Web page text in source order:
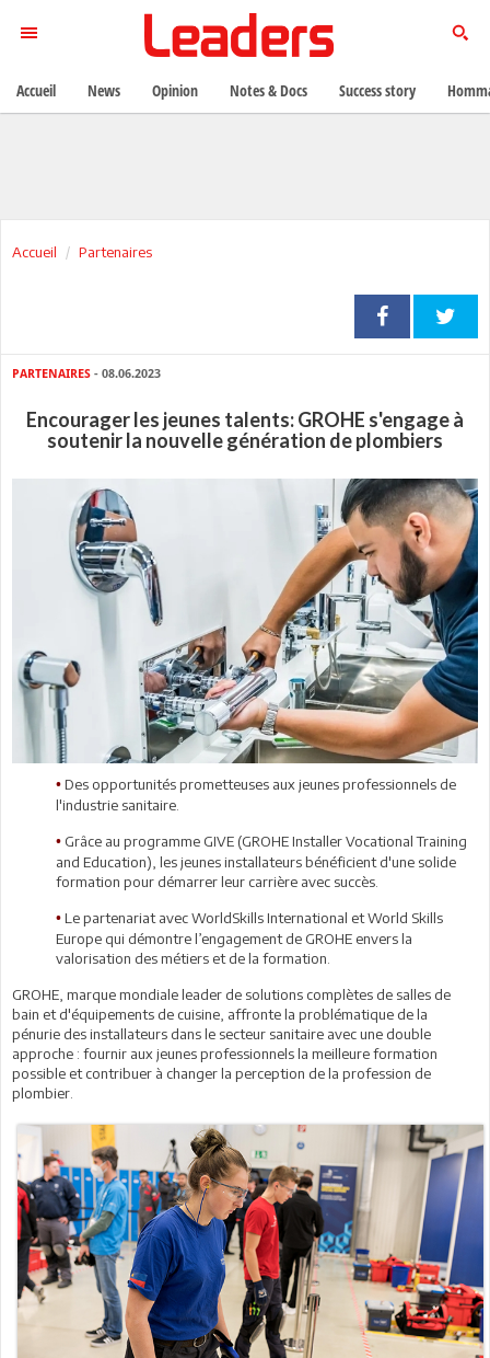
Accueil Partenaires
PARTENAIRES - 08.06.2023
Encourager les jeunes talents: GROHE s'engage à
soutenir la nouvelle génération de plombiers
• Des opportunités prometteuses aux jeunes professionnels de
l'industrie sanitaire.
• Grâce au programme GIVE (GROHE Installer Vocational Training
and Education), les jeunes installateurs bénéficient d'une solide
formation pour démarrer leur carrière avec succès.
• Le partenariat avec WorldSkills International et World Skills
Europe qui démontre l’engagement de GROHE envers la
valorisation des métiers et de la formation.
GROHE, marque mondiale leader de solutions complètes de salles de
bain et d'équipements de cuisine, affronte la problématique de la
pénurie des installateurs dans le secteur sanitaire avec une double
approche : fournir aux jeunes professionnels la meilleure formation
possible et contribuer à changer la perception de la profession de
plombier.
Accueil News Opinion Notes & Docs Success story